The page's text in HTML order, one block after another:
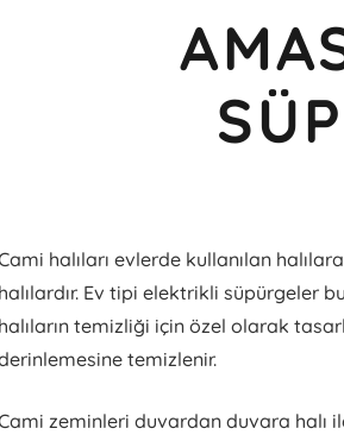
halıları evlerde kullanılan
halılardır. Ev tipi elektrikli süpürgeler
halıların temizliği için özel olarak
temizlenir.
zeminleri duvardan duvara halı